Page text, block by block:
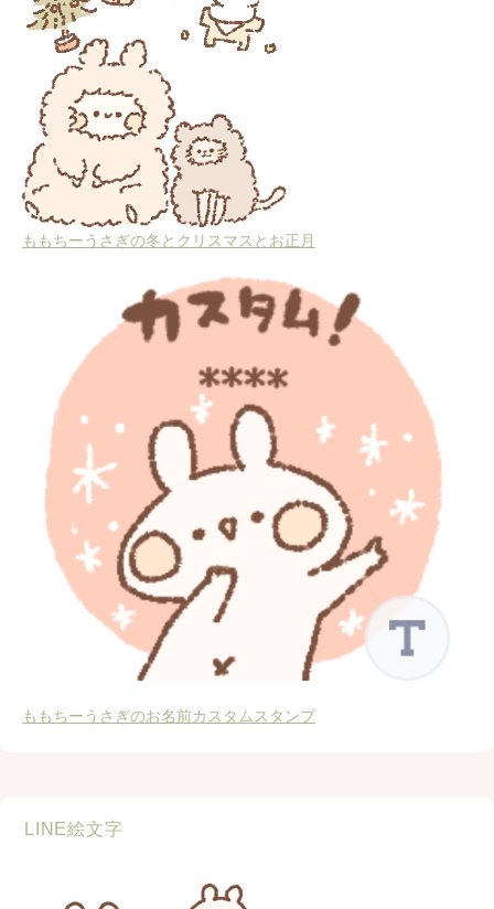
ももちーうさぎの冬とクリスマスとお正月
ももちーうさぎのお名前カスタムスタンプ
LINE絵文字